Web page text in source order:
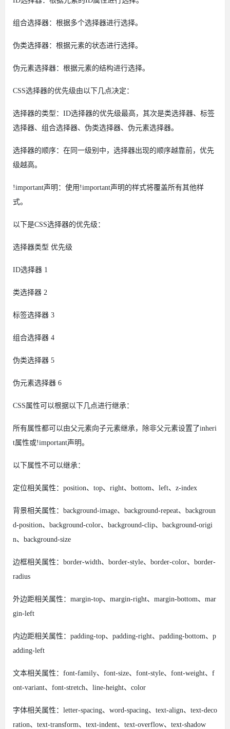
组合选择器：根据多个选择器进行选择。
伪类选择器：根据元素的状态进行选择。
伪元素选择器：根据元素的结构进行选择。
CSS选择器的优先级由以下几点决定：
选择器的类型：ID选择器的优先级最高，其次是类选择器、标签
选择器、组合选择器、伪类选择器、伪元素选择器。
选择器的顺序：在同一级别中，选择器出现的顺序越靠前，优先
级越高。
!important声明：使用!important声明的样式将覆盖所有其他样
式。
以下是CSS选择器的优先级：
选择器类型 优先级
ID选择器 1
类选择器 2
标签选择器 3
组合选择器 4
伪类选择器 5
伪元素选择器 6
CSS属性可以根据以下几点进行继承：
所有属性都可以由父元素向子元素继承，除非父元素设置了inheri
t属性或!important声明。
以下属性不可以继承：
定位相关属性：position、top、right、bottom、left、z-index
背景相关属性：background-image、background-repeat、backgroun
d-position、background-color、background-clip、background-origi
n、background-size
边框相关属性：border-width、border-style、border-color、border-
radius
外边距相关属性：margin-top、margin-right、margin-bottom、mar
gin-left
内边距相关属性：padding-top、padding-right、padding-bottom、p
adding-left
文本相关属性：font-family、font-size、font-style、font-weight、f
ont-variant、font-stretch、line-height、color
字体相关属性：letter-spacing、word-spacing、text-align、text-deco
ration、text-transform、text-indent、text-overflow、text-shadow